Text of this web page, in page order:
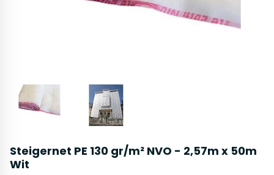
Steigernet PE 130 gr/m² NVO - 2,57m x 50m
Wit